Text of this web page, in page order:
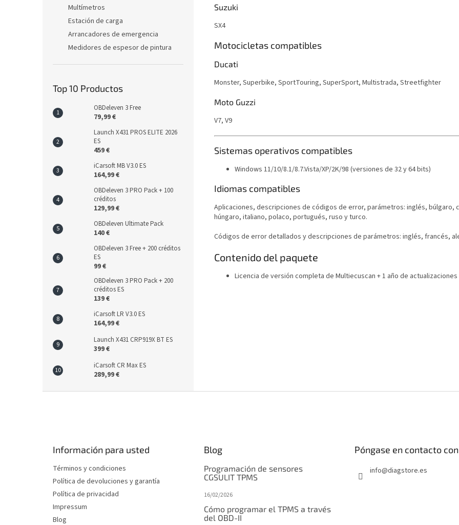
Multímetros
Estación de carga
Arrancadores de emergencia
Medidores de espesor de pintura
Top 10 Productos
OBDeleven 3 Free
79,99 €
Launch X431 PROS ELITE 2026
ES
459 €
iCarsoft MB V3.0 ES
164,99 €
OBDeleven 3 PRO Pack + 100
créditos
129,99 €
OBDeleven Ultimate Pack
140 €
OBDeleven 3 Free + 200 créditos
ES
99 €
OBDeleven 3 PRO Pack + 200
créditos ES
139 €
iCarsoft LR V3.0 ES
164,99 €
Launch X431 CRP919X BT ES
399 €
iCarsoft CR Max ES
289,99 €
Suzuki
SX4
Motocicletas compatibles
Ducati
Monster, Superbike, SportTouring, SuperSport, Multistrada, Streetfighter
Moto Guzzi
V7, V9
Sistemas operativos compatibles
Windows 11/10/8.1/8.7.Vista/XP/2K/98 (versiones de 32 y 64 bits)
Idiomas compatibles
Aplicaciones, descripciones de códigos de error, parámetros: inglés, búlgaro,
húngaro, italiano, polaco, portugués, ruso y turco.
Códigos de error detallados y descripciones de parámetros: inglés, francés,
Contenido del paquete
Licencia de versión completa de Multiecuscan + 1 año de actualizaciones
Información para usted
Términos y condiciones
Política de devoluciones y garantía
Política de privacidad
Impressum
Blog
Blog
Programación de sensores
CGSULIT TPMS
16/02/2026
Cómo programar el TPMS a través
del OBD-II
Póngase en contacto con
info@diagstore.es